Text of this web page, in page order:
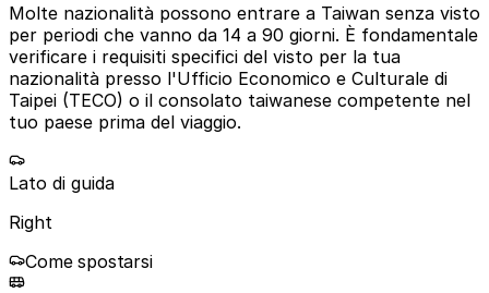
Molte nazionalità possono entrare a Taiwan senza visto
per periodi che vanno da 14 a 90 giorni. È fondamentale
verificare i requisiti specifici del visto per la tua
nazionalità presso l'Ufficio Economico e Culturale di
Taipei (TECO) o il consolato taiwanese competente nel
tuo paese prima del viaggio.
Lato di guida
Right
Come spostarsi